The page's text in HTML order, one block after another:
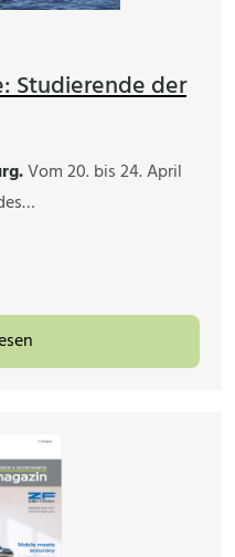
Studierende der
Vom 20. bis 24. April